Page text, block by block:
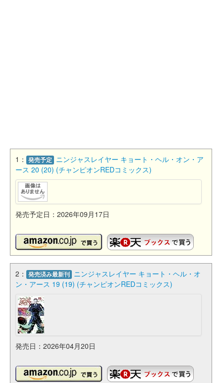
1： 発売予定 ニンジャスレイヤー キョート・ヘル・オン・ア
ース 20 (20) (チャンピオンREDコミックス)
発売予定日：2026年09月17日
2： 発売済み最新刊 ニンジャスレイヤー キョート・ヘル・オ
ン・アース 19 (19) (チャンピオンREDコミックス)
発売日：2026年04月20日